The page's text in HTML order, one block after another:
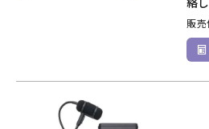
販